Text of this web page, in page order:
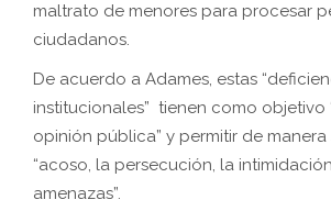
maltrato de menores para procesar
ciudadanos.
De acuerdo a Adames, estas
institucionales” tienen como objetivo
opinión pública” y permitir de
“acoso, la persecución, la
amenazas”.